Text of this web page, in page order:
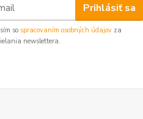
Prihlásiť sa
so spracovaním osobných údajov za
newslettera.